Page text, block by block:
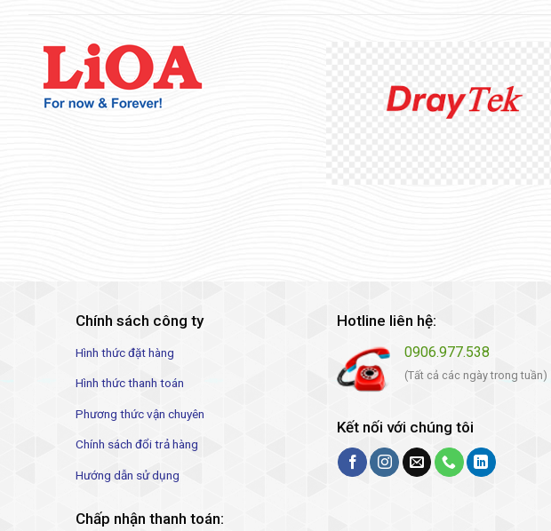
Chính sách công ty
Hình thức đặt hàng
Hình thức thanh toán
Phương thức vận chuyên
Chính sách đổi trả hàng
Hướng dẫn sử dụng
Hotline liên hệ:
0906.977.538
(Tất cả các ngày trong tuần)
Kết nối với chúng tôi
Chấp nhận thanh toán: